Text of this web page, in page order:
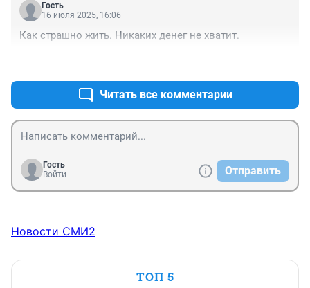
Гость
16 июля 2025, 16:06
Как страшно жить. Никаких денег не хватит.
Читать все комментарии
Гость
Войти
Отправить
Новости СМИ2
ТОП 5